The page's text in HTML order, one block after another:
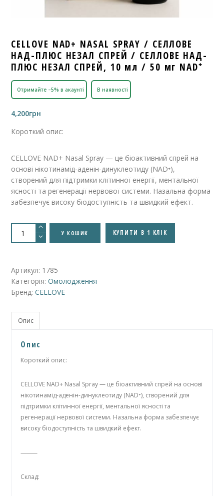
CELLOVE NAD+ NASAL SPRAY / СЕЛЛОВЕ
НАД-ПЛЮС НЕЗАЛ СПРЕЙ / СЕЛЛОВЕ НАД-
ПЛЮС НЕЗАЛ СПРЕЙ, 10 мл / 50 мг NAD⁺
Отримайте –5% в акаунті В наявності
4,200грн
Короткий опис:
CELLOVE NAD+ Nasal Spray — це біоактивний спрей на
основі нікотинамід-аденін-динуклеотиду (NAD⁺),
створений для підтримки клітинної енергії, ментальної
ясності та регенерації нервової системи. Назальна форма
забезпечує високу біодоступність та швидкий ефект.
CELLOVE
NAD+
/
НАД-
ПЛЮС
НЕЗАЛ
СПРЕЙ
/
НАД-
ПЛЮС
НЕЗАЛ
СПРЕЙ,
кількість
У КОШИК КУПИТИ В 1 КЛІК
Артикул: 1785
Категорія:Омолодження
Бренд:CELLOVE
Опис
Опис
Короткий опис:
CELLOVE NAD+ Nasal Spray — це біоактивний спрей на основі
нікотинамід-аденін-динуклеотиду (NAD⁺), створений для
підтримки клітинної енергії, ментальної ясності та
регенерації нервової системи. Назальна форма забезпечує
високу біодоступність та швидкий ефект.
⸻
Склад: